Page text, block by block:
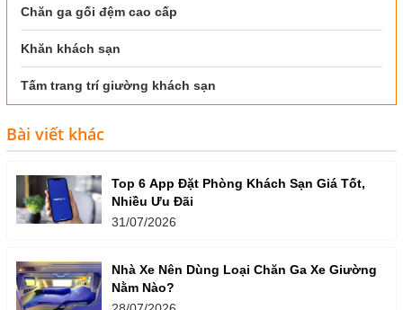
Chăn ga gối đệm cao cấp
Khăn khách sạn
Tấm trang trí giường khách sạn
Bài viết khác
Top 6 App Đặt Phòng Khách Sạn Giá Tốt,
Nhiều Ưu Đãi
31/07/2026
Nhà Xe Nên Dùng Loại Chăn Ga Xe Giường
Nằm Nào?